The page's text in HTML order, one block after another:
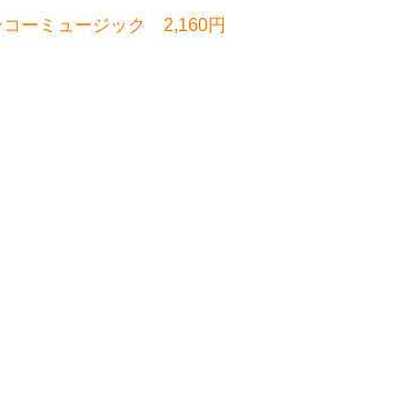
コーミュージック 2,160円